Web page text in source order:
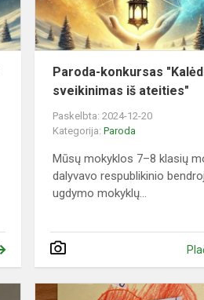
Paroda-konkursas
sveikinimas iš ateities"
Paskelbta: 2024-12-20
Kategorija:Paroda
Mūsų mokyklos 7–8 klasių
dalyvavo respublikinio
ugdymo mokyklų...
Paroda